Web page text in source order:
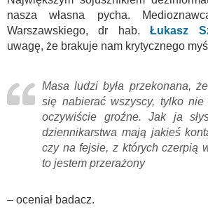
nasza własna pycha.
Warszawskiego, dr hab. Łukasz
uwagę, że brakuje nam krytycznego
Masa ludzi była przekonana,
się nabierać wszyscy, tylko
oczywiście groźne. Jak ja
dziennikarstwa mają jakieś
czy na fejsie, z których czerpią
to jestem przerażony
– oceniał badacz.